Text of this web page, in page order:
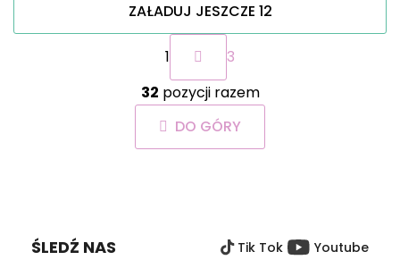
K
o
n
t
r
ZAŁADUJ JESZCZE 12
P
a
g
i
n
a
c
1
3
32 pozycji razem
DO GÓRY
ŚLEDŹ NAS Tik Tok Youtube